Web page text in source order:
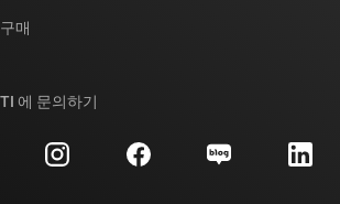
투자 관계
대체품 검색
고객 지원 센터
구매
TI 에 문의하기